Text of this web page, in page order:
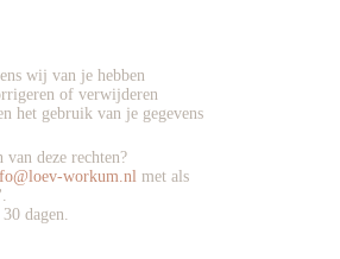
wij van je hebben
of verwijderen
het gebruik van je gegevens
deze rechten?
workum.nl met als
.
dagen.